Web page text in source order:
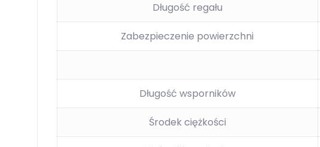
Długość regału
Zabezpieczenie powierzchni
Długość wsporników
Środek ciężkości